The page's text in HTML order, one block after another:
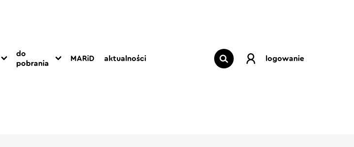
do
pobrania
MARiD aktualności logowanie